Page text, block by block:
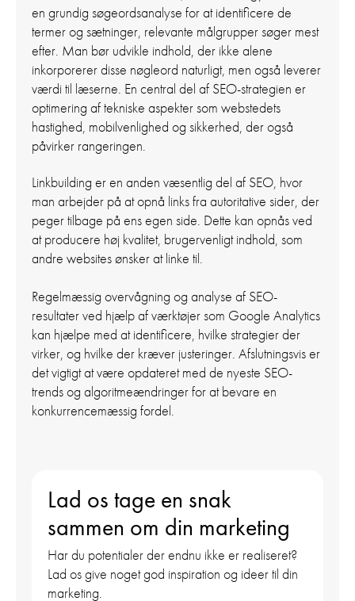
en grundig søgeordsanalyse for at identificere de
termer og sætninger, relevante målgrupper søger mest
efter. Man bør udvikle indhold, der ikke alene
inkorporerer disse nøgleord naturligt, men også leverer
værdi til læserne. En central del af SEO-strategien er
optimering af tekniske aspekter som webstedets
hastighed, mobilvenlighed og sikkerhed, der også
påvirker rangeringen.
Linkbuilding er en anden væsentlig del af SEO, hvor
man arbejder på at opnå links fra autoritative sider, der
peger tilbage på ens egen side. Dette kan opnås ved
at producere høj kvalitet, brugervenligt indhold, som
andre websites ønsker at linke til.
Regelmæssig overvågning og analyse af SEO-
resultater ved hjælp af værktøjer som Google Analytics
kan hjælpe med at identificere, hvilke strategier der
virker, og hvilke der kræver justeringer. Afslutningsvis er
det vigtigt at være opdateret med de nyeste SEO-
trends og algoritmeændringer for at bevare en
konkurrencemæssig fordel.
Lad os tage en snak
sammen om din marketing
Har du potentialer der endnu ikke er realiseret?
Lad os give noget god inspiration og ideer til din
marketing.